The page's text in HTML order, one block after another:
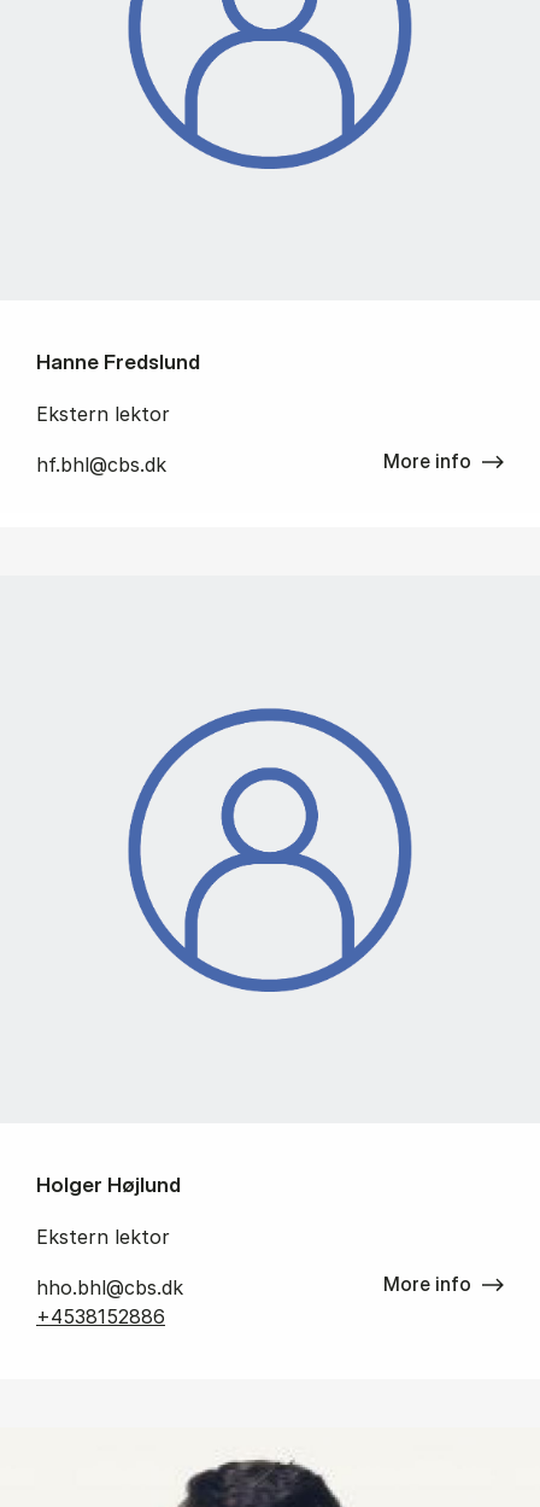
Hanne Fredslund
Ekstern lektor
hf.bhl@cbs.dk More info
Holger Højlund
Ekstern lektor
hho.bhl@cbs.dk
+4538152886
More info